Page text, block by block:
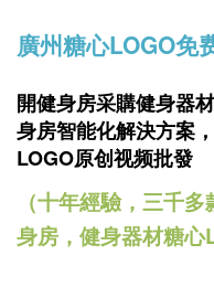
廣州糖心LOGO免
開健身房采購健身器
身房智能化解決方案
LOGO原创视频批發
（十年經驗，三千
身房，健身器材糖心